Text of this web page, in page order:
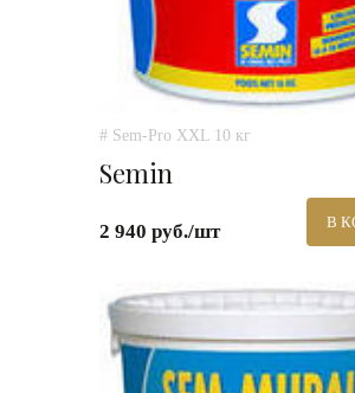
# Sem-Pro XXL 10 кг
Semin
2 940 руб./шт В